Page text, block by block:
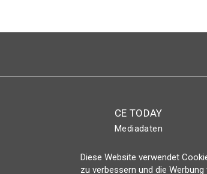
CE TODAY
Mediadaten
Magazin
Diese Website verwendet
zu verbessern und die